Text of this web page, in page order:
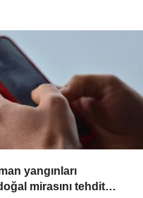
yangınları
mirasını tehdit